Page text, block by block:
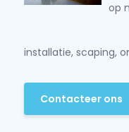
op
installatie, scaping,
Contacteer ons